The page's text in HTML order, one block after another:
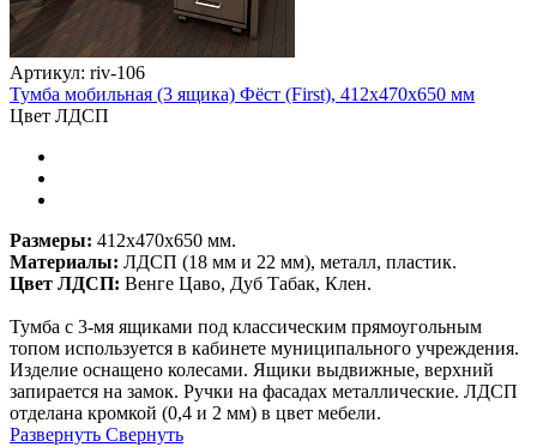
Артикул: riv-106
Тумба мобильная (3 ящика) Фёст (First), 412х470х650 мм
Цвет ЛДСП
Размеры: 412х470х650 мм.
Материалы: ЛДСП (18 мм и 22 мм), металл, пластик.
Цвет ЛДСП: Венге Цаво, Дуб Табак, Клен.
Тумба с 3-мя ящиками под классическим прямоугольным
топом используется в кабинете муниципального учреждения.
Изделие оснащено колесами. Ящики выдвижные, верхний
запирается на замок. Ручки на фасадах металлические. ЛДСП
отделана кромкой (0,4 и 2 мм) в цвет мебели.
Развернуть Свернуть